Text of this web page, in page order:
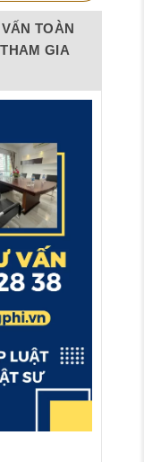
TOÀN
GIA